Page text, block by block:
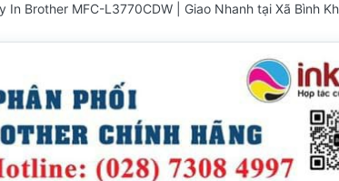
Brother MFC-L3770CDW | Giao Nhanh tại Xã Bình